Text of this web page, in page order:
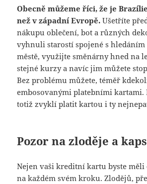
Obecně můžeme říci, že je
než v západní Evropě. Ušetříte
nákupu oblečení, bot a různých
vyhnuli starostí spojené s hledáním
městě, využijte směnárny hned na
stejné kurzy a navíc jim můžete
Bez problému můžete, téměř
embosovanými platebními kartami.
totiž zvyklí platit kartou i ty
Pozor na zloděje a
Nejen vaši kreditní kartu byste
na každém svém kroku. Zlodějů,